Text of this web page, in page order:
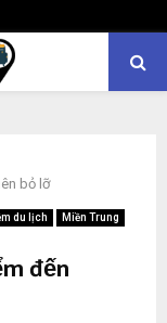
bỏ lỡ
du lịch
Miền Trung
đến